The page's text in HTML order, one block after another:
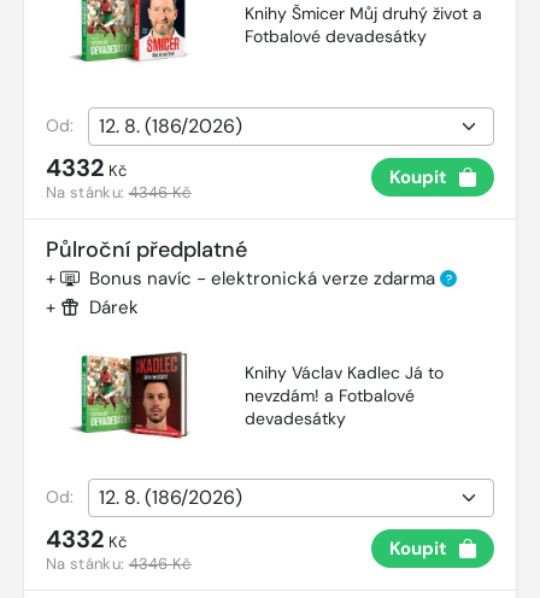
Knihy Šmicer Můj druhý život a
Fotbalové devadesátky
Od:
4332 Kč
Na stánku:4346 Kč
Koupit
Půlroční předplatné
+ Bonus navíc - elektronická verze zdarma ?
+ Dárek
Knihy Václav Kadlec Já to
nevzdám! a Fotbalové
devadesátky
Od:
4332 Kč
Na stánku:4346 Kč
Koupit